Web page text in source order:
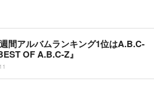
間アルバムランキング1位はA.B.C-
OF A.B.C-Z』